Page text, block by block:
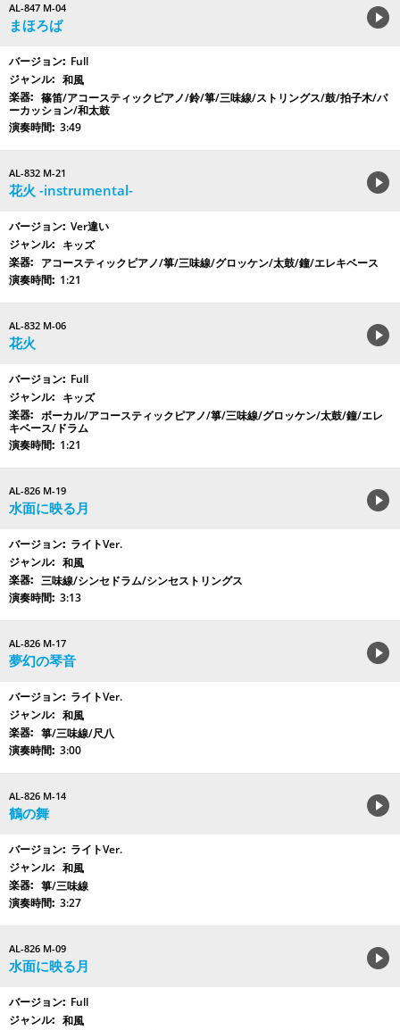
AL-847 M-04
まほろば
Full
和風
篠笛/アコースティックピアノ/鈴/箏/三味線/ストリングス/鼓/拍子木/パ
ーカッション/和太鼓
3:49
AL-832 M-21
花火 -instrumental-
Ver違い
キッズ
アコースティックピアノ/箏/三味線/グロッケン/太鼓/鐘/エレキベース
1:21
AL-832 M-06
花火
Full
キッズ
ボーカル/アコースティックピアノ/箏/三味線/グロッケン/太鼓/鐘/エレ
キベース/ドラム
1:21
AL-826 M-19
水面に映る月
ライトVer.
和風
三味線/シンセドラム/シンセストリングス
3:13
AL-826 M-17
夢幻の琴音
ライトVer.
和風
箏/三味線/尺八
3:00
AL-826 M-14
鶴の舞
ライトVer.
和風
箏/三味線
3:27
AL-826 M-09
水面に映る月
Full
和風